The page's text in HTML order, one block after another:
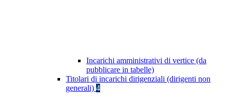
Incarichi amministrativi di vertice (da
pubblicare in tabelle)
Titolari di incarichi dirigenziali (dirigenti non
generali) 4